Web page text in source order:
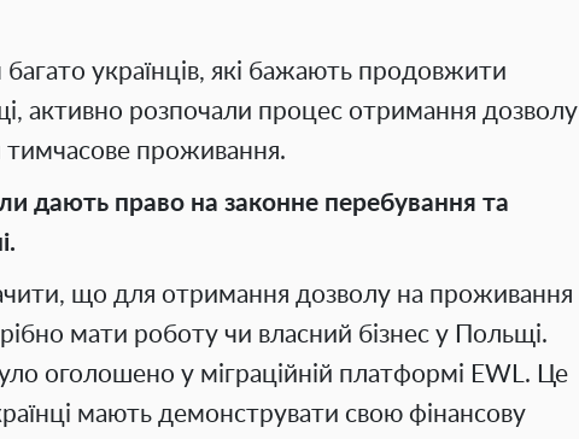
багато українців, які бажають продовжити
активно розпочали процес отримання дозволу
тимчасове проживання.
дають право на законне перебування та
що для отримання дозволу на проживання
мати роботу чи власний бізнес у Польщі.
оголошено у міграційній платформі EWL. Це
мають демонструвати свою фінансову